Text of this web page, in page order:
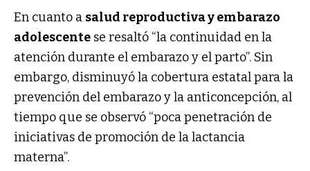
En cuanto a salud reproductiva y embarazo
adolescente se resaltó “la continuidad en la
atención durante el embarazo y el parto”. Sin
embargo, disminuyó la cobertura estatal para la
prevención del embarazo y la anticoncepción, al
tiempo que se observó “poca penetración de
iniciativas de promoción de la lactancia
materna”.